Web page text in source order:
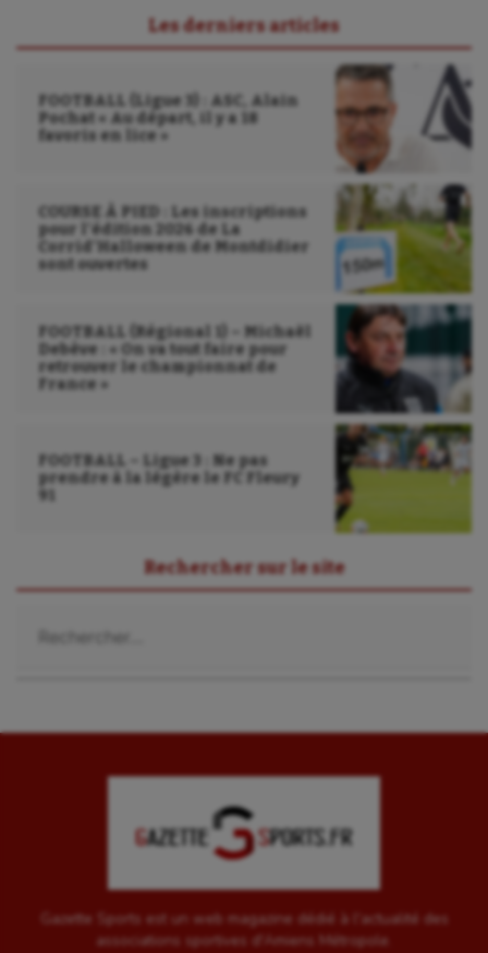
UNSS
Wakeboard
Water-polo
Les derniers articles
FOOTBALL (Ligue 3) : ASC, Alain
Pochat « Au départ, il y a 18
favoris en lice »
COURSE À PIED : Les inscriptions
pour l’édition 2026 de La
Corrid’Halloween de Montdidier
sont ouvertes
FOOTBALL (Régional 1) – Michaël
Debève : « On va tout faire pour
retrouver le championnat de
France »
FOOTBALL – Ligue 3 : Ne pas
prendre à la légère le FC Fleury
91
Rechercher sur le site
Gazette Sports est un web magazine dédié à l'actualité des
associations sportives d'Amiens Métropole.